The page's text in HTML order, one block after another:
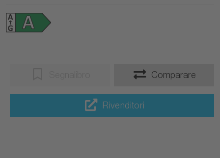
Comparare
Rivenditori